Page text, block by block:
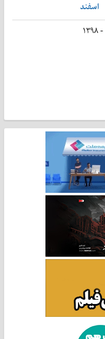
اسفند
- ۱۳۹۸